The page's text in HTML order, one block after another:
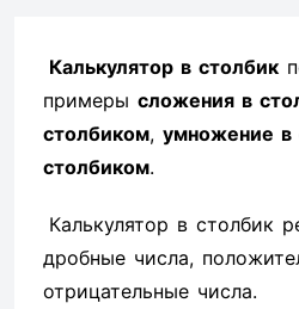
Калькулятор в столбик
примеры сложения в
столбиком, умножение в
столбиком.
Калькулятор в столбик
дробные числа,
отрицательные числа.